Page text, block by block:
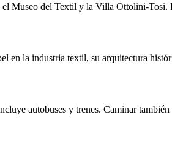
Museo del Textil y la Villa Ottolini-Tosi.
en la industria textil, su arquitectura
autobuses y trenes. Caminar